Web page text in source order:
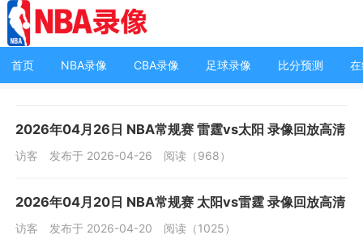
首页 NBA录像 CBA录像 足球录像 比分预测
2026年04月26日 NBA常规赛 雷霆vs太阳 录像回放高清
访客 发布于 2026-04-26 阅读（968）
2026年04月20日 NBA常规赛 太阳vs雷霆 录像回放高清
访客 发布于 2026-04-20 阅读（1025）